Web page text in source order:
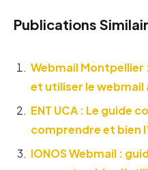
Publications
Webmail
et utiliser le
ENT UCA : Le guide
comprendre et bien
IONOS Webmail :